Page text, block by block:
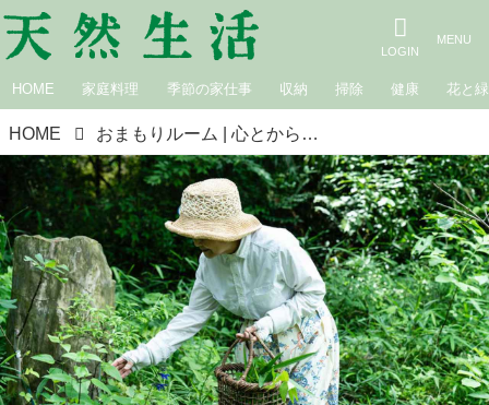
HOME 家庭料理 季節の家仕事 収納 掃除 健康 花と緑
HOME おまもりルーム | 心とからだを整える。 第13回 食を変えればからだは変わる ～オオニシ恭子さんのこと 後編 大段まちこ×井尾淳子